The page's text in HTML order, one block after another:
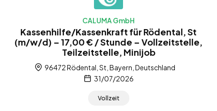
CALUMA GmbH
Kassenhilfe/Kassenkraft für Rödental, St
(m/w/d) – 17,00 € / Stunde – Vollzeitstelle,
Teilzeitstelle, Minijob
96472 Rödental, St, Bayern, Deutschland
31/07/2026
Vollzeit